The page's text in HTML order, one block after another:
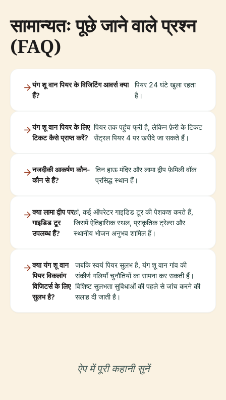
सामान्यतः पूछे जाने वाले प्रश्न
(FAQ)
यंग शू वान पियर के विजिटिंग आवर्स क्या
हैं?
पियर 24 घंटे खुला रहता
है।
यंग शू वान पियर के लिए
टिकट कैसे प्राप्त करें?
पियर तक पहुंच फ्री है, लेकिन फ़ेरी के टिकट
सेंट्रल पियर 4 पर खरीदे जा सकते हैं।
नजदीकी आकर्षण कौन-
कौन से हैं?
तिन हाऊ मंदिर और लामा द्वीप फ़ेमिली वॉक
प्रसिद्ध स्थान हैं।
क्या लामा द्वीप पर
गाइडिड टूर
उपलब्ध हैं?
हां, कई ऑपरेटर गाइडिड टूर की पेशकश करते हैं,
जिसमें ऐतिहासिक स्थल, प्राकृतिक ट्रेल्स और
स्थानीय भोजन अनुभव शामिल हैं।
क्या यंग शू वान
पियर विकलांग
विजिटर्स के लिए
सुलभ है?
जबकि स्वयं पियर सुलभ है, यंग शू वान गांव की
संकीर्ण गलियाँ चुनौतियों का सामना कर सकती हैं।
विशिष्ट सुलभता सुविधाओं की पहले से जांच करने की
सलाह दी जाती है।
ऐप में पूरी कहानी सुनें